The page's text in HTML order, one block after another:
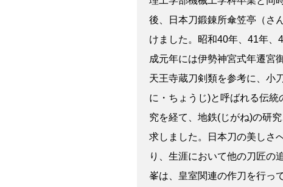
後、日本刀鍛錬所傘笠亭（さ
けました。昭和40年、41年
成元年には伊勢神宮式年遷宮
天王寺蔵刀剣類を参考に、小
に・ちょうじ)と呼ばれる伝
究を経て、地鉄(じがね)の研
求しました。日本刀の美しさ
り、生涯において他の刀匠の
峯は、皇室関連の作刀を行っ